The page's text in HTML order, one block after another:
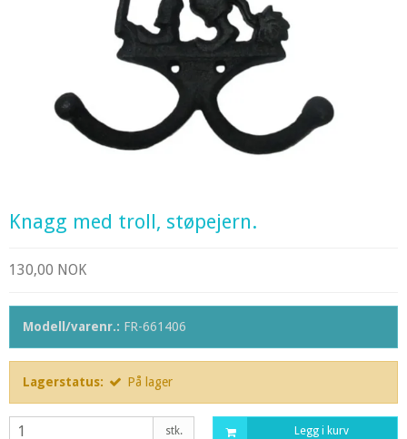
Knagg med troll, støpejern.
130,00 NOK
Modell/varenr.: FR-661406
Lagerstatus: På lager
stk. Legg i kurv